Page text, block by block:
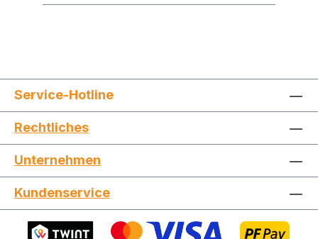
Jetzt die Website deinen Freunden zeigen
Service-Hotline
Rechtliches
Unternehmen
Kundenservice